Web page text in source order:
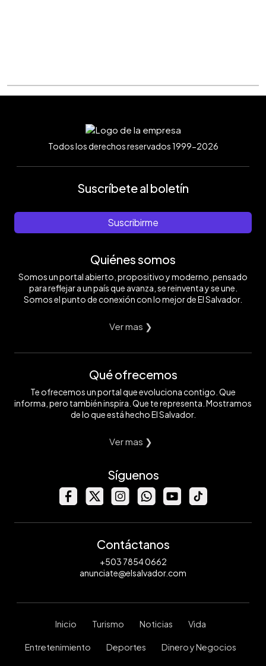
Todos los derechos reservados 1999-2026
Suscríbete al boletín
Suscribirme
Quiénes somos
Somos un portal abierto, propositivo y moderno, pensado
para reflejar a un país que avanza, se reinventa y se une.
Somos el punto de conexión con lo mejor de El Salvador.
Ver mas ❯
Qué ofrecemos
Te ofrecemos un portal que evoluciona contigo. Que
informa, pero también inspira. Que te representa. Mostramos
de lo que está hecho El Salvador.
Ver mas ❯
Síguenos
Contáctanos
+503 7854 0662
anunciate@elsalvador.com
Inicio Turismo Noticias Vida
Entretenimiento Deportes Dinero y Negocios